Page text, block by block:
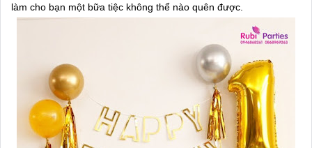
làm cho bạn một bữa tiệc không thể nào quên được.